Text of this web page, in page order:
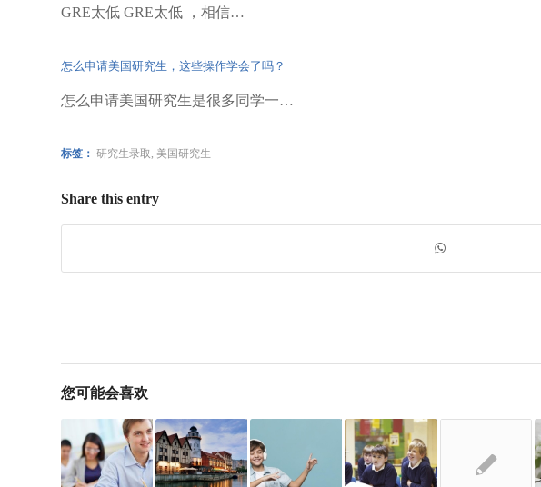
GRE太低 GRE太低 ，相信…
怎么申请美国研究生，这些操作学会了吗？
怎么申请美国研究生是很多同学一…
标签： 研究生录取, 美国研究生
Share this entry
您可能会喜欢